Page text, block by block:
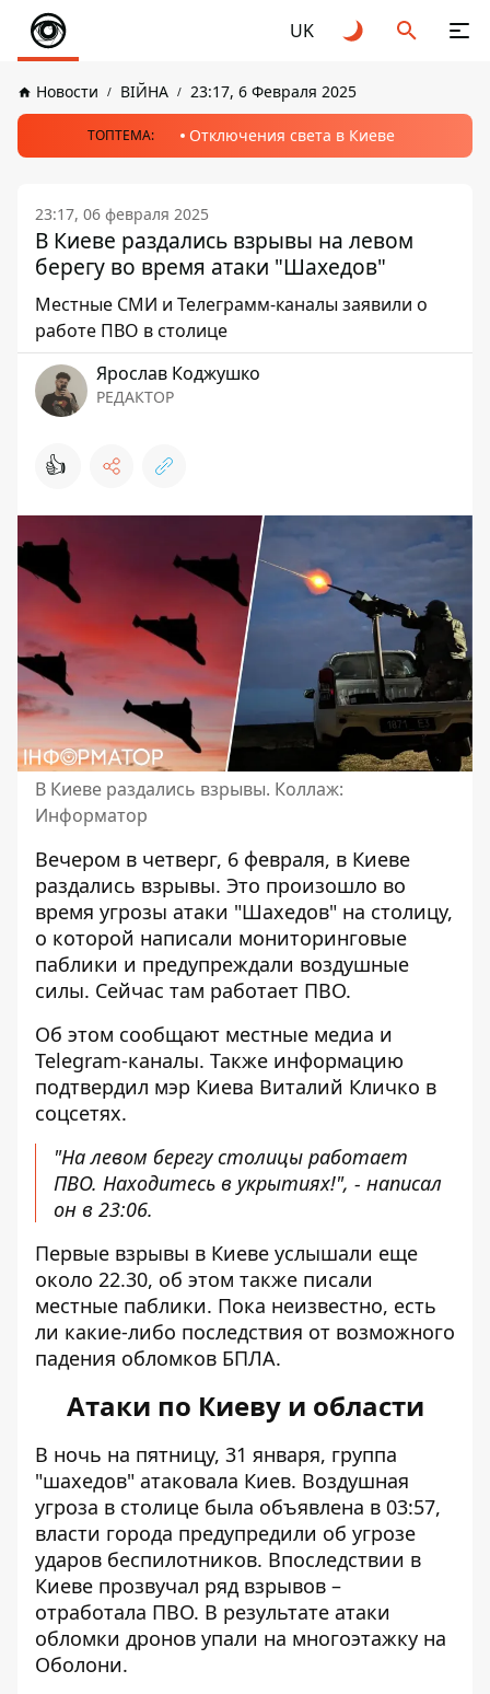
UK
Новости ВІЙНА 23:17, 6 Февраля 2025
ТОПТЕМА: Отключения света в Киеве
23:17, 06 февраля 2025
В Киеве раздались взрывы на левом
берегу во время атаки "Шахедов"
Местные СМИ и Телеграмм-каналы заявили о
работе ПВО в столице
Ярослав Коджушко
РЕДАКТОР
👍
В Киеве раздались взрывы. Коллаж:
Информатор
Вечером в четверг, 6 февраля, в Киеве
раздались взрывы. Это произошло во
время угрозы атаки "Шахедов" на столицу,
о которой написали мониторинговые
паблики и предупреждали воздушные
силы. Сейчас там работает ПВО.
Об этом сообщают местные медиа и
Telegram-каналы. Также информацию
подтвердил мэр Киева Виталий Кличко в
соцсетях.
"На левом берегу столицы работает
ПВО. Находитесь в укрытиях!", - написал
он в 23:06.
Первые взрывы в Киеве услышали еще
около 22.30, об этом также писали
местные паблики. Пока неизвестно, есть
ли какие-либо последствия от возможного
падения обломков БПЛА.
Атаки по Киеву и области
В ночь на пятницу, 31 января, группа
"шахедов" атаковала Киев. Воздушная
угроза в столице была объявлена ​​в 03:57,
власти города предупредили об угрозе
ударов беспилотников. Впоследствии в
Киеве прозвучал ряд взрывов –
отработала ПВО. В результате атаки
обломки дронов упали на многоэтажку на
Оболони.